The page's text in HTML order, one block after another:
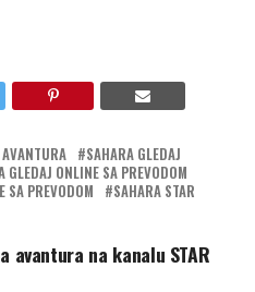
SAHARA GLEDAJ
GLEDAJ ONLINE SA PREVODOM
SA PREVODOM SAHARA STAR
avantura na kanalu STAR